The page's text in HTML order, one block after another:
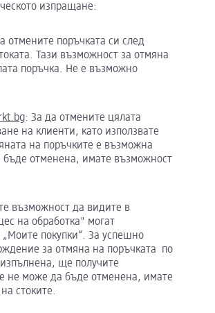
изпращане:
отмените поръчката си след
Тази възможност за отмяна
поръчка. Не е възможно
: За да отмените цялата
на клиенти, като използвате
на поръчките е възможна
отменена, имате възможност
възможност да видите в
на обработка" могат
покупки“. За успешно
за отмяна на поръчката по
ще получите
не може да бъде отменена, имате
стоките.